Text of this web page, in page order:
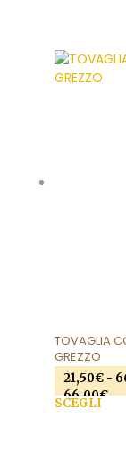
TOVAGLIA
GREZZO
21,50€ -
66,00€
SCEGLI